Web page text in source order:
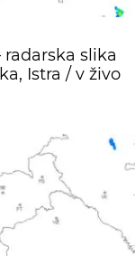
slika
Istra / v živo